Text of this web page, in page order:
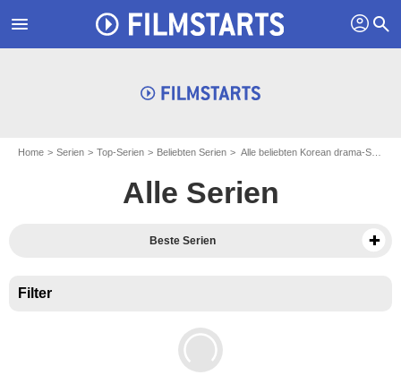
menu profil search
Home Serien Top-Serien Beliebten Serien Alle beliebten Korean drama-Serien
Alle Serien
Beste Serien
Filter